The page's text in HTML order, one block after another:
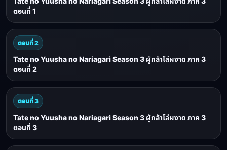
ตอนที่ 1
ตอนที่ 2
Tate no Yuusha no Nariagari Season 3 ผู้กล้าโล่ผงาด ภาค 3
ตอนที่ 2
ตอนที่ 3
Tate no Yuusha no Nariagari Season 3 ผู้กล้าโล่ผงาด ภาค 3
ตอนที่ 3